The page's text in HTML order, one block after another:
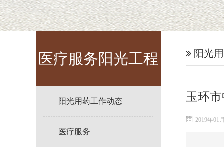
医疗服务阳光工程
阳光用药工作动态
医疗服务
阳光
玉环
2019年01